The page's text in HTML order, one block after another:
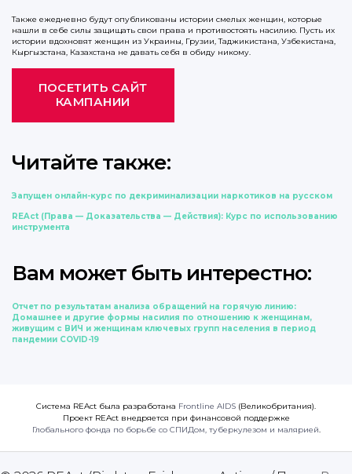
Также ежедневно будут опубликованы истории смелых женщин, которые
нашли в себе силы защищать свои права и противостоять насилию. Пусть их
истории вдохновят женщин из Украины, Грузии, Таджикистана, Узбекистана,
Кыргызстана, Казахстана не давать себя в обиду никому.
ПОСЕТИТЬ САЙТ
КАМПАНИИ
Читайте также:
Запущен онлайн-курс по декриминализации наркотиков на русском
REAct (Права — Доказательства — Действия): Курс по использованию
инструмента
Вам может быть интерестно:
Отчет по результатам анализа обращений на горячую линию:
Домашнее и другие формы насилия по отношению к женщинам,
живущим с ВИЧ и женщинам ключевых групп населения в период
пандемии COVID-19
Система REAct была разработана Frontline AIDS (Великобритания).
Проект REAct внедряется при финансовой поддержке
Глобального фонда по борьбе со СПИДом, туберкулезом и малярией.